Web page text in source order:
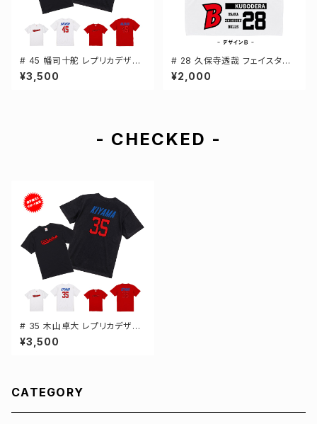
# 45 幡司十舵 レプリカデザイ
ン 3カラー 選手還元 半袖Tシャ
ツ S-XXXLサイズ 500101
¥3,500
# 28 久保寺透哉 フェイスタオ
ル 選手還元 2デザイン FT014
4
¥2,000
- CHECKED -
# 35 木山卓大 レプリカデザイ
ン 3カラー 選手還元 半袖Tシャ
ツ S-XXXLサイズ 500101
¥3,500
CATEGORY